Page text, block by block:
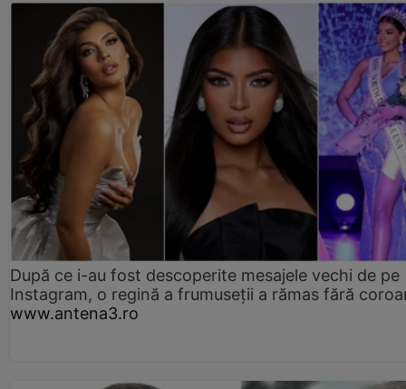
După ce i-au fost descoperite mesajele vechi de pe
Instagram, o regină a frumuseții a rămas fără
www.antena3.ro